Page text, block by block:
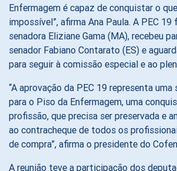
Enfermagem é capaz de conquistar o
impossível”, afirma Ana Paula. A PEC
senadora Eliziane Gama (MA), recebeu
senador Fabiano Contarato (ES) e
para seguir à comissão especial e ao
“A aprovação da PEC 19 representa
para o Piso da Enfermagem, uma
profissão, que precisa ser preservada e
ao contracheque de todos os
de compra”, afirma o presidente do
A reunião teve a participação dos